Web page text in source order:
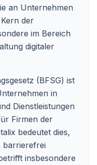
an Unternehmen
der
im Bereich
digitaler
(BFSG) ist
in
Dienstleistungen
Firmen der
bedeutet dies,
barrierefrei
insbesondere